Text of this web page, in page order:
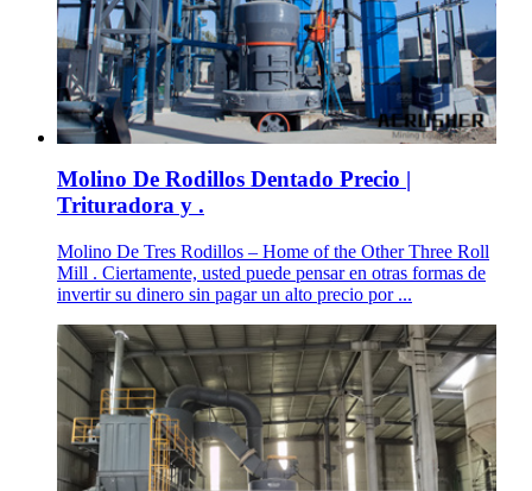
Molino De Rodillos Dentado Precio |
Trituradora y .
Molino De Tres Rodillos – Home of the Other Three Roll
Mill . Ciertamente, usted puede pensar en otras formas de
invertir su dinero sin pagar un alto precio por ...